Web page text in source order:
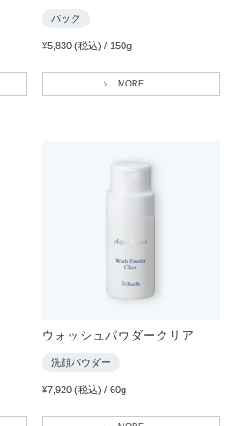
パック
¥5,830 (税込) / 150g
MORE
ウォッシュパウダークリア
洗顔パウダー
¥7,920 (税込) / 60g